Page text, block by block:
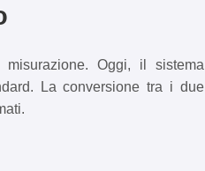
Oggi, il sistema
La conversione tra i due